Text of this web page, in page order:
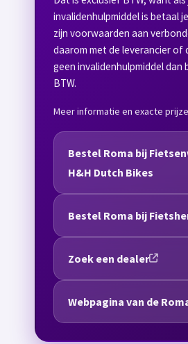
invalidenhulpmiddel is betaal
zijn voorwaarden aan
daarom met de leverancier of
geen invalidenhulpmiddel dan
BTW.
Meer informatie en exacte
Bestel Roma bij
H&H Dutch Bikes
Bestel Roma bij
Zoek een dealer
Webpagina van de